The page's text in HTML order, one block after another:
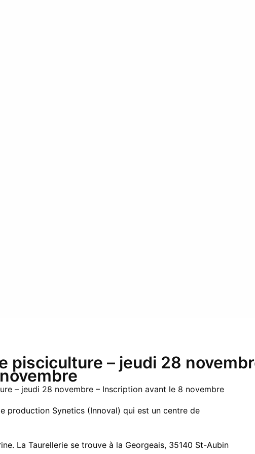
pisciculture – jeudi 28
– jeudi 28 novembre – Inscription avant le 8 novembre
production Synetics (Innoval) qui est un centre de
La Taurellerie se trouve à la Georgeais, 35140 St-Aubin